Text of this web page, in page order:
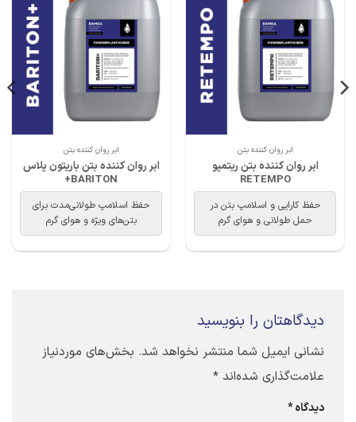
ابر روان کننده بتن
ابر روان کننده بتن ریتمپو
RETEMPO
حفظ کارایی و اسلامپ بتن در
حمل طولانی و هوای گرم
ابر روان کننده بتن
ابر روان کننده بتن باریتون پلاس
BARITON+
حفظ اسلامپ طولانی‌مدت برای
بتن‌های ویژه و هوای گرم
دیدگاهتان را بنویسید
نشانی ایمیل شما منتشر نخواهد شد. بخش‌های موردنیاز
علامت‌گذاری شده‌اند *
دیدگاه*